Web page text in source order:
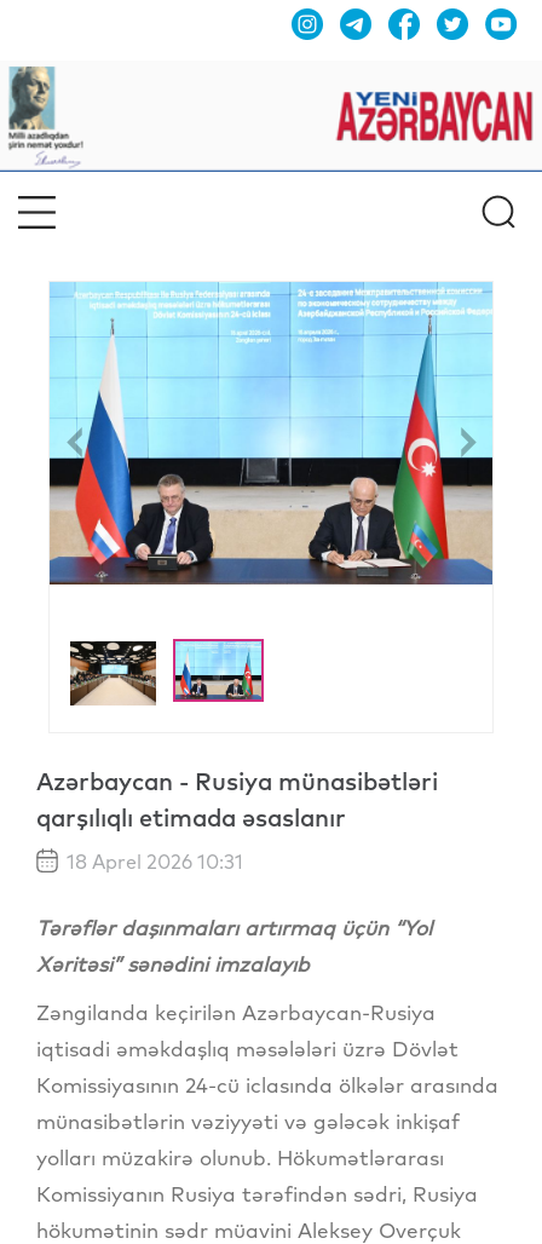
Previous
Azərbaycan - Rusiya münasibətləri
qarşılıqlı etimada əsaslanır
18 Aprel 2026 10:31
Tərəflər daşınmaları artırmaq üçün “Yol
Xəritəsi” sənədini imzalayıb
Zəngilanda keçirilən Azərbaycan-Rusiya
iqtisadi əməkdaşlıq məsələləri üzrə Dövlət
Komissiyasının 24-cü iclasında ölkələr arasında
münasibətlərin vəziyyəti və gələcək inkişaf
yolları müzakirə olunub. Hökumətlərarası
Komissiyanın Rusiya tərəfindən sədri, Rusiya
hökumətinin sədr müavini Aleksey Overçuk